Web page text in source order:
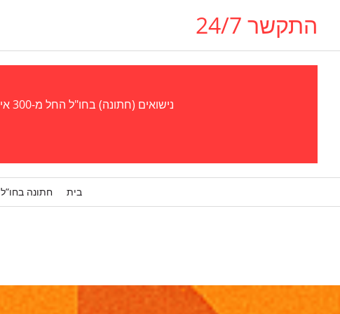
התקשר 24/7
נישואים (חתונה) בחו"ל החל מ-300 אירו - נישואים (חתונה) בגאורגיה, אוקראינה, צ'כיה (פראג), קפריסין, אל סלבדור, פרגוואי סטוּפּרו, ויזה לבן/בת זוג
בית חתונה בחו”ל